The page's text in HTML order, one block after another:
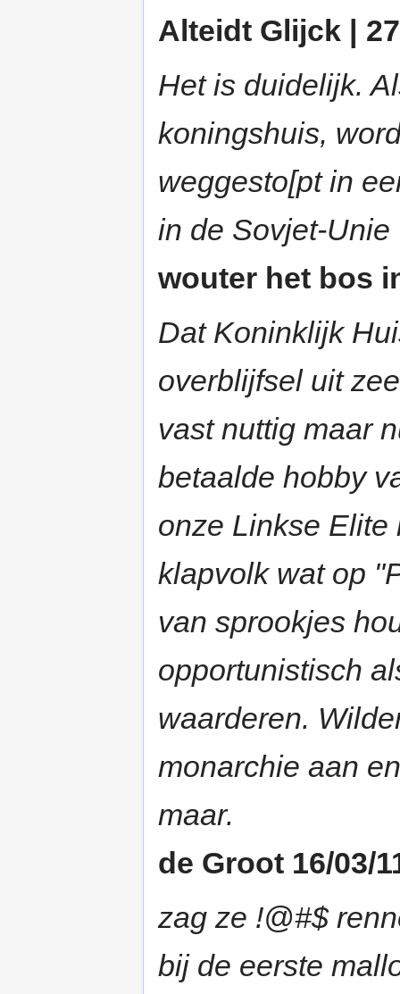
Alteidt Glijck |
Het is duidelijk.
koningshuis,
weggesto[pt in
in de Sovjet-Unie
wouter het bos
Dat Koninklijk
overblijfsel uit
vast nuttig maar
betaalde hobby
onze Linkse
klapvolk wat op
van sprookjes
opportunistisch
waarderen.
monarchie aan
maar.
de Groot 16/03/
zag ze !@#$
bij de eerste